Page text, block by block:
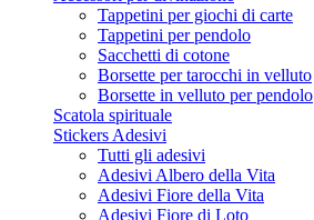
Tappetini per giochi di carte
Tappetini per pendolo
Sacchetti di cotone
Borsette per tarocchi in velluto
Borsette in velluto per pendolo
Scatola spirituale
Stickers Adesivi
Tutti gli adesivi
Adesivi Albero della Vita
Adesivi Fiore della Vita
Adesivi Fiore di Loto